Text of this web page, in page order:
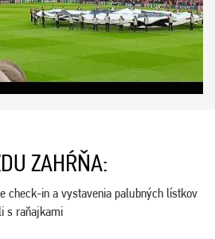
ZAHŔŇA:
check-in a vystavenia palubných lístkov
s raňajkami